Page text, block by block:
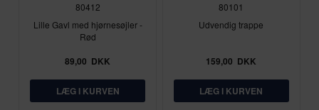
80412
Lille Gavl med hjørnesøjler -
Rød
89,00 DKK
80101
Udvendig trappe
159,00 DKK